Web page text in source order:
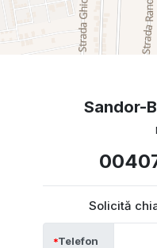
Sandor-
Solicită
Telefon